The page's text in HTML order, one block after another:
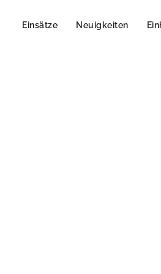
Einsätze Neuigkeiten